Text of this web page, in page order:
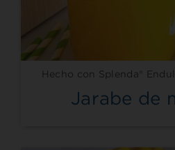
Hecho con Splenda®
Jarabe de